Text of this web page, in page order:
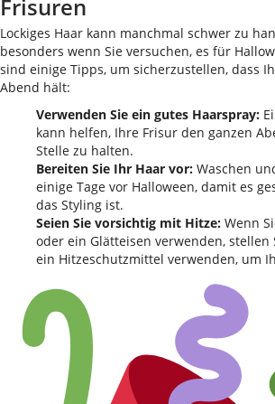
Frisuren
Lockiges Haar kann manchmal schwer zu
besonders wenn Sie versuchen, es für
sind einige Tipps, um sicherzustellen, dass
Abend hält:
Verwenden Sie ein gutes Haarspray:
kann helfen, Ihre Frisur den ganzen
Stelle zu halten.
Bereiten Sie Ihr Haar vor: Waschen
einige Tage vor Halloween, damit es
das Styling ist.
Seien Sie vorsichtig mit Hitze: Wenn
oder ein Glätteisen verwenden, stellen
ein Hitzeschutzmittel verwenden, um